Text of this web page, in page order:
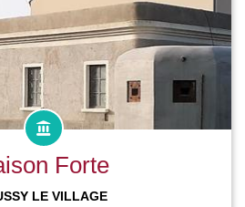
Forte
LE VILLAGE